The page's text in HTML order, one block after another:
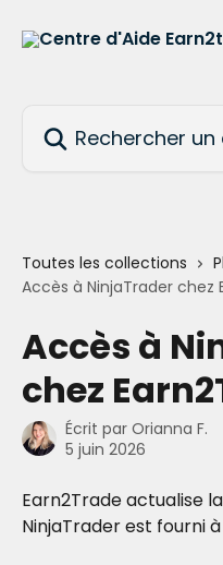
Toutes les collections
Accès à NinjaTrader chez
Accès à
chez
Écrit par Orianna F.
5 juin 2026
Earn2Trade actualise
NinjaTrader est fourni